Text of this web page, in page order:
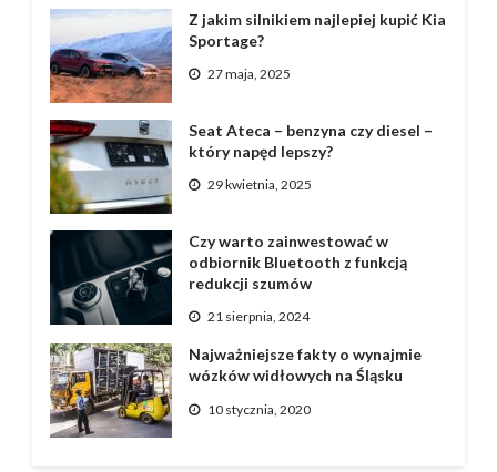
Z jakim silnikiem najlepiej kupić Kia
Sportage?
27 maja, 2025
Seat Ateca – benzyna czy diesel –
który napęd lepszy?
29 kwietnia, 2025
Czy warto zainwestować w
odbiornik Bluetooth z funkcją
redukcji szumów
21 sierpnia, 2024
Najważniejsze fakty o wynajmie
wózków widłowych na Śląsku
10 stycznia, 2020